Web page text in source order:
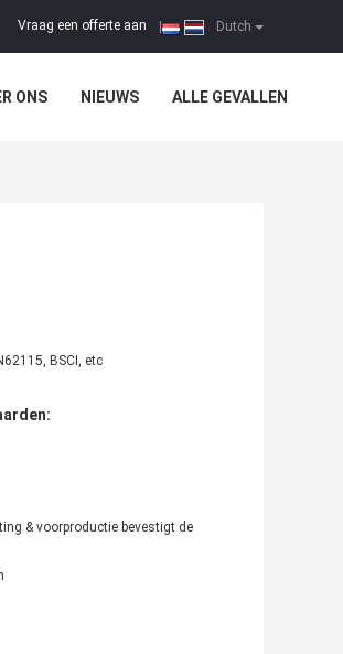
Dutch
Vraag een offerte aan
ONS NIEUWS ALLE GEVALLEN
BSCI, etc
& voorproductie bevestigt de